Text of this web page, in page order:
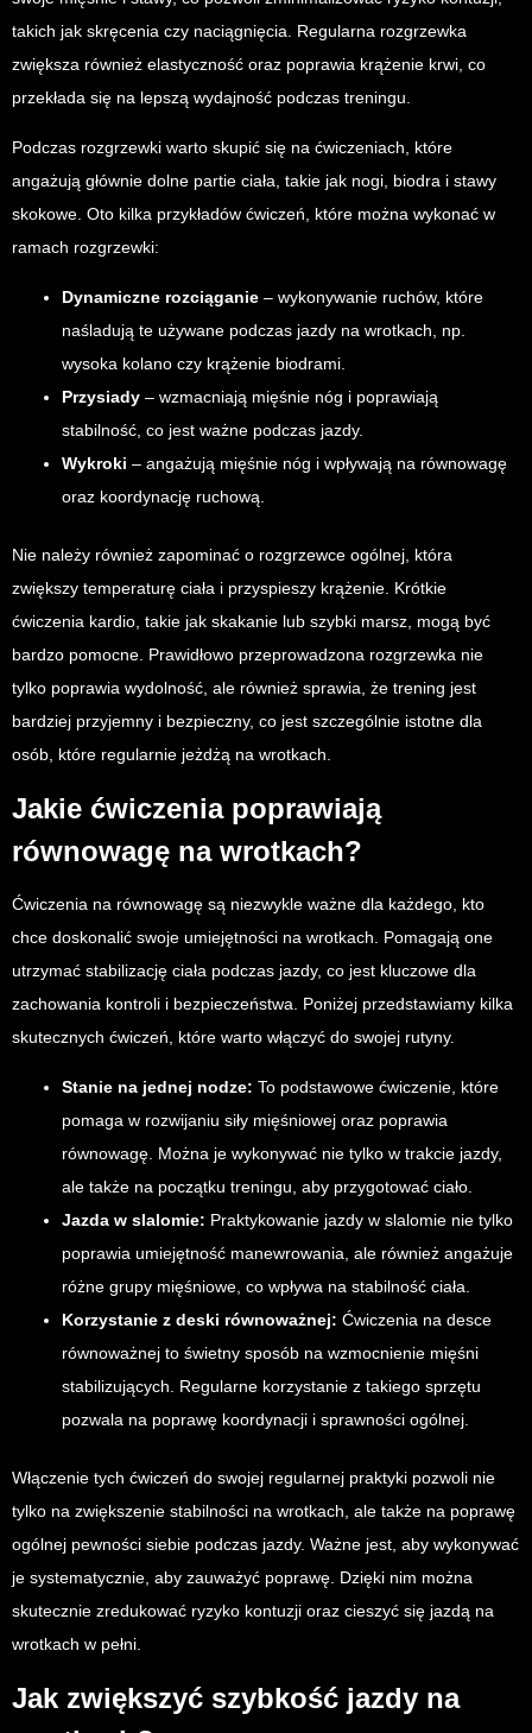
takich jak skręcenia czy naciągnięcia. Regularna rozgrzewka
zwiększa również elastyczność oraz poprawia krążenie krwi, co
przekłada się na lepszą wydajność podczas treningu.
Podczas rozgrzewki warto skupić się na ćwiczeniach, które
angażują głównie dolne partie ciała, takie jak nogi, biodra i stawy
skokowe. Oto kilka przykładów ćwiczeń, które można wykonać w
ramach rozgrzewki:
Dynamiczne rozciąganie – wykonywanie ruchów, które
naśladują te używane podczas jazdy na wrotkach, np.
wysoka kolano czy krążenie biodrami.
Przysiady – wzmacniają mięśnie nóg i poprawiają
stabilność, co jest ważne podczas jazdy.
Wykroki – angażują mięśnie nóg i wpływają na równowagę
oraz koordynację ruchową.
Nie należy również zapominać o rozgrzewce ogólnej, która
zwiększy temperaturę ciała i przyspieszy krążenie. Krótkie
ćwiczenia kardio, takie jak skakanie lub szybki marsz, mogą być
bardzo pomocne. Prawidłowo przeprowadzona rozgrzewka nie
tylko poprawia wydolność, ale również sprawia, że trening jest
bardziej przyjemny i bezpieczny, co jest szczególnie istotne dla
osób, które regularnie jeżdżą na wrotkach.
Jakie ćwiczenia poprawiają
równowagę na wrotkach?
Ćwiczenia na równowagę są niezwykle ważne dla każdego, kto
chce doskonalić swoje umiejętności na wrotkach. Pomagają one
utrzymać stabilizację ciała podczas jazdy, co jest kluczowe dla
zachowania kontroli i bezpieczeństwa. Poniżej przedstawiamy kilka
skutecznych ćwiczeń, które warto włączyć do swojej rutyny.
Stanie na jednej nodze: To podstawowe ćwiczenie, które
pomaga w rozwijaniu siły mięśniowej oraz poprawia
równowagę. Można je wykonywać nie tylko w trakcie jazdy,
ale także na początku treningu, aby przygotować ciało.
Jazda w slalomie: Praktykowanie jazdy w slalomie nie tylko
poprawia umiejętność manewrowania, ale również angażuje
różne grupy mięśniowe, co wpływa na stabilność ciała.
Korzystanie z deski równoważnej: Ćwiczenia na desce
równoważnej to świetny sposób na wzmocnienie mięśni
stabilizujących. Regularne korzystanie z takiego sprzętu
pozwala na poprawę koordynacji i sprawności ogólnej.
Włączenie tych ćwiczeń do swojej regularnej praktyki pozwoli nie
tylko na zwiększenie stabilności na wrotkach, ale także na poprawę
ogólnej pewności siebie podczas jazdy. Ważne jest, aby wykonywać
je systematycznie, aby zauważyć poprawę. Dzięki nim można
skutecznie zredukować ryzyko kontuzji oraz cieszyć się jazdą na
wrotkach w pełni.
Jak zwiększyć szybkość jazdy na